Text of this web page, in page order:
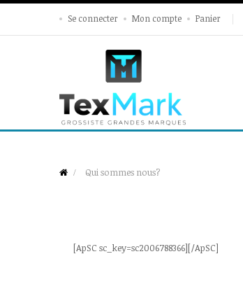
Se connecter Mon compte Panier
Qui sommes nous?
[ApSC sc_key=sc2006788366][/ApSC]